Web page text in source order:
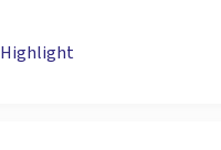
Highlight